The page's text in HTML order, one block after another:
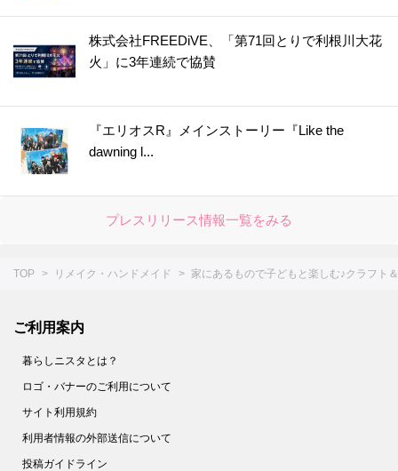
株式会社FREEDiVE、「第71回とりで利根川大花
火」に3年連続で協賛
『エリオスR』メインストーリー『Like the
dawning l...
プレスリリース情報一覧をみる
TOP リメイク・ハンドメイド 家にあるもので子どもと楽しむ♪クラフト
ご利用案内
暮らしニスタとは？
ロゴ・バナーのご利用について
サイト利用規約
利用者情報の外部送信について
投稿ガイドライン